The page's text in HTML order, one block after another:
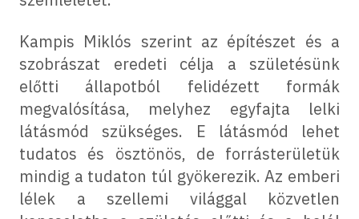
Kampis Miklós szerint az építészet és a
szobrászat eredeti célja a születésünk
előtti állapotból felidézett formák
megvalósítása, melyhez egyfajta lelki
látásmód szükséges. E látásmód lehet
tudatos és ösztönös, de forrásterületük
mindig a tudaton túl gyökerezik. Az emberi
lélek a szellemi világgal közvetlen